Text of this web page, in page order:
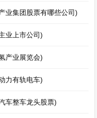
业集团股票有哪些公司)
业上市公司)
产业展览会)
力有轨电车)
车整车龙头股票)